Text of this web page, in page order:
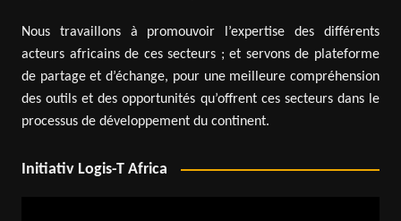
Nous travaillons à promouvoir l’expertise des différents
acteurs africains de ces secteurs ; et servons de plateforme
de partage et d’échange, pour une meilleure compréhension
des outils et des opportunités qu’offrent ces secteurs dans le
processus de développement du continent.
Initiativ Logis-T Africa